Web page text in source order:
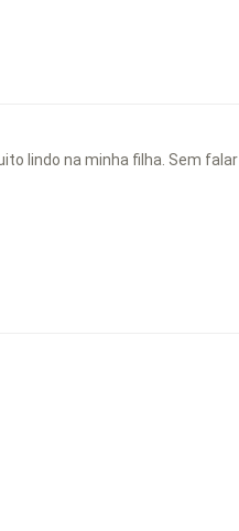
lindo na minha filha. Sem